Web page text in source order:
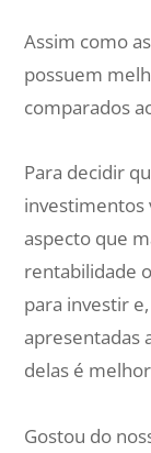
Assim como
possuem
comparados
Para decidir
investimentos
aspecto que
rentabilidade
para investir
apresentadas
delas é
Gostou do